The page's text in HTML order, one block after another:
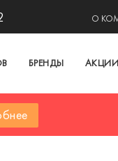
О
БРЕНДЫ АКЦИИ